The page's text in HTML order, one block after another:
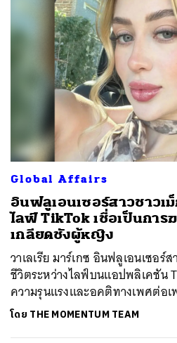
Global Affairs
อินฟลูเอนเซอร์สาวชาวเ
ไลฟ์ TikTok เชื่อเป็นการ
เกลียดชังผู้หญิง
วาเลเรีย มาร์เกซ อินฟลูเอนเซอร์
ชีวิตระหว่างไลฟ์บนแอปพลิเคชัน
ความรุนแรงและอคติทางเพศต่อ
โดย THE MOMENTUM TEAM